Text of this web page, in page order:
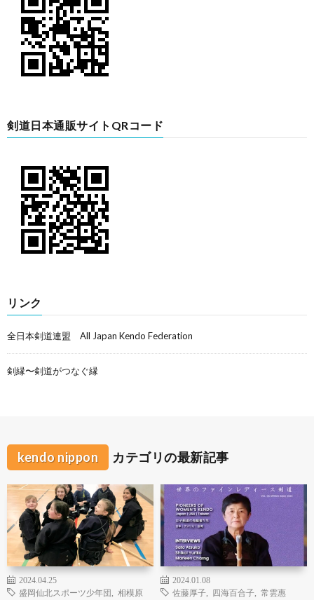
剣道日本通販サイトQRコード
リンク
全日本剣道連盟 All Japan Kendo Federation
剣縁〜剣道がつなぐ縁
kendo nippon カテゴリの最新記事
2024.04.25
盛岡仙北スポーツ少年団
相模原
2024.01.08
佐藤厚子
四海百合子 常雲惠